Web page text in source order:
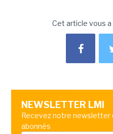
Cet article vous a
NEWSLETTER LMI
Recevez notre
abonnés